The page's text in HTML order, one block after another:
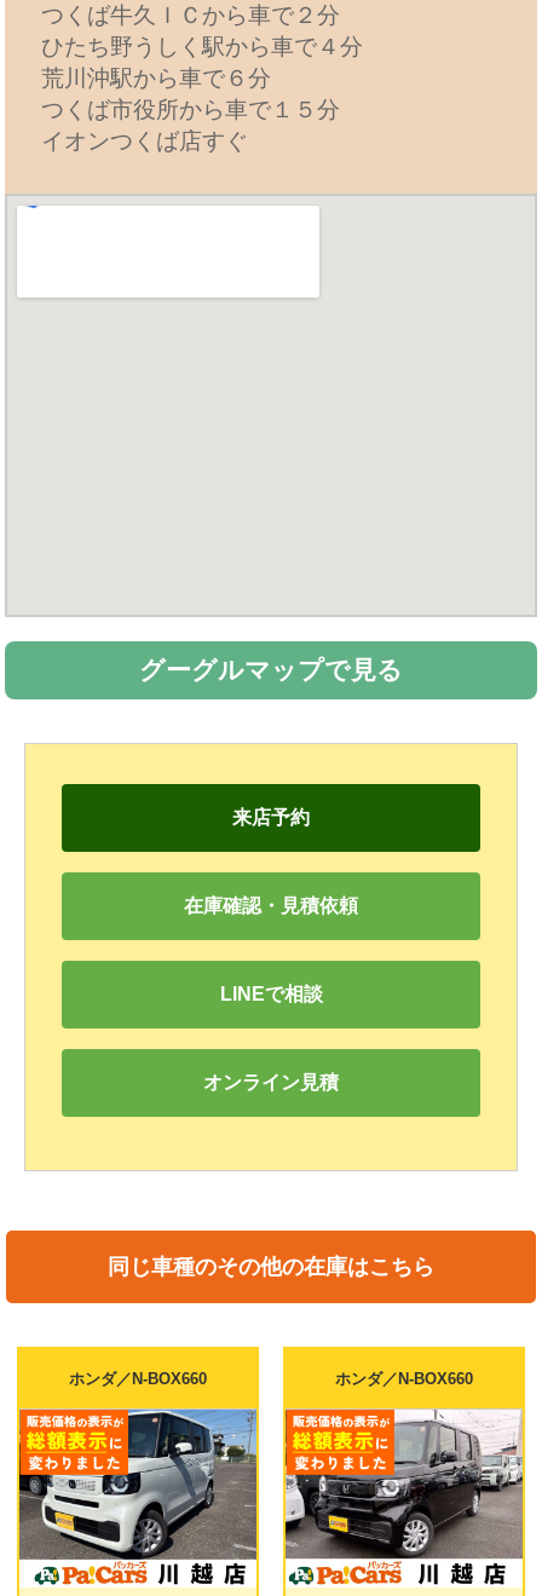
つくば牛久ＩＣから車で２分
ひたち野うしく駅から車で４分
荒川沖駅から車で６分
つくば市役所から車で１５分
イオンつくば店すぐ
グーグルマップで見る
来店予約
在庫確認・見積依頼
LINEで相談
オンライン見積
同じ車種のその他の在庫はこちら
ホンダ／N-BOX660 ホンダ／N-BOX660